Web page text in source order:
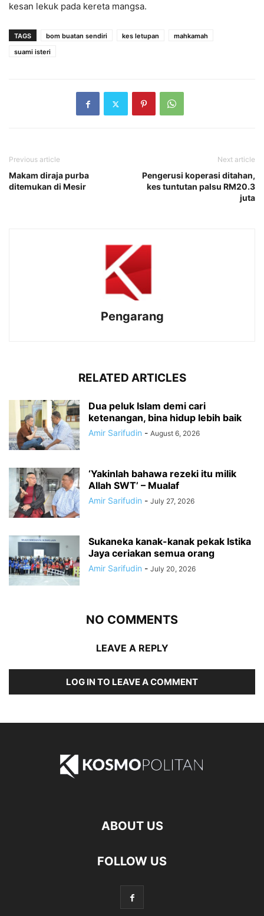
kesan lekuk pada kereta mangsa.
TAGS bom buatan sendiri kes letupan
mahkamah
suami isteri
Previous article
Makam diraja purba
ditemukan di Mesir
Next article
Pengerusi koperasi ditahan,
kes tuntutan palsu RM20.3
juta
Pengarang
RELATED ARTICLES
Dua peluk Islam demi cari
ketenangan, bina hidup lebih baik
Amir Sarifudin - August 6, 2026
‘Yakinlah bahawa rezeki itu milik
Allah SWT’ – Mualaf
Amir Sarifudin - July 27, 2026
Sukaneka kanak-kanak pekak Istika
Jaya ceriakan semua orang
Amir Sarifudin - July 20, 2026
NO COMMENTS
LEAVE A REPLY
LOG IN TO LEAVE A COMMENT
ABOUT US
FOLLOW US